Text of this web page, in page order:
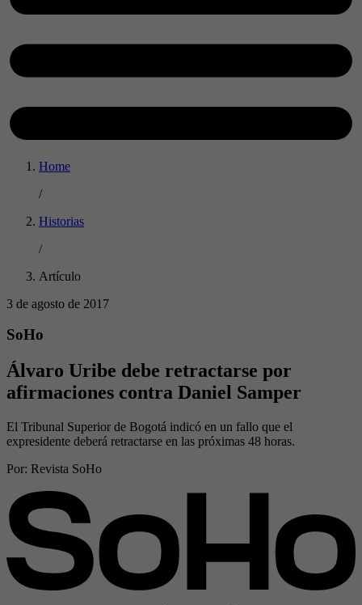
Home
/
Historias
/
Artículo
3 de agosto de 2017
SoHo
Álvaro Uribe debe retractarse por
afirmaciones contra Daniel Samper
El Tribunal Superior de Bogotá indicó en un fallo que el
expresidente deberá retractarse en las próximas 48 horas.
Por: Revista SoHo